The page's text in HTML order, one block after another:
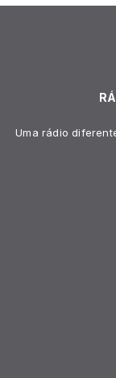
Uma rádio